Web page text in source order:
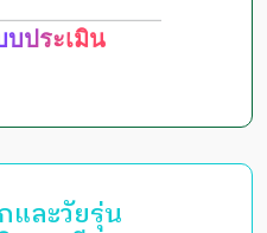
บประเมิน
และวัยรุ่น